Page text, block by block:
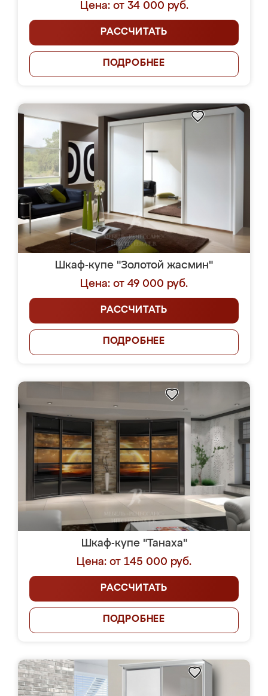
Цена: от 34 000 руб.
РАССЧИТАТЬ
ПОДРОБНЕЕ
Шкаф-купе "Золотой жасмин"
Цена: от 49 000 руб.
РАССЧИТАТЬ
ПОДРОБНЕЕ
Шкаф-купе "Танаха"
Цена: от 145 000 руб.
РАССЧИТАТЬ
ПОДРОБНЕЕ